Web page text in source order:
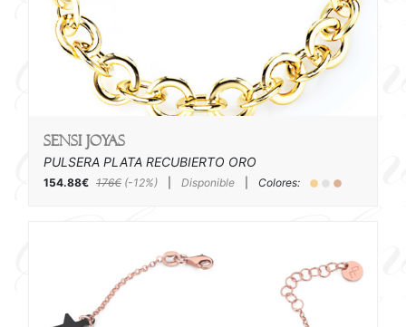
SENSI joyas
PULSERA PLATA RECUBIERTO ORO
154.88€ 176€ (-12%) Disponible Colores: